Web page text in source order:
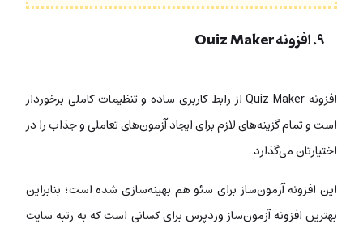
۹. افزونه Quiz Maker
افزونه Quiz Maker از رابط کاربری ساده و تنظیمات کاملی برخوردار
است و تمام گزینه‌های لازم برای ایجاد آزمون‌های تعاملی و جذاب را در
اختیارتان می‌گذارد.
این افزونه‌ آزمون‌ساز برای سئو هم بهینه‌سازی شده است؛ بنابراین
بهترین افزونه آزمون‌ساز وردپرس برای کسانی است که به رتبه سایت